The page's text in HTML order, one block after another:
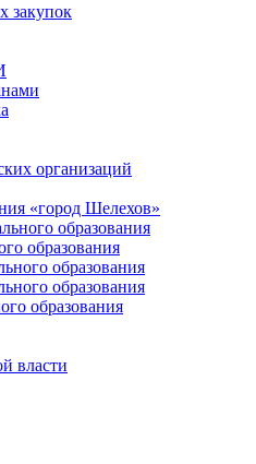
закупок
организаций
«город Шелехов»
образования
образования
образования
образования
образования
власти